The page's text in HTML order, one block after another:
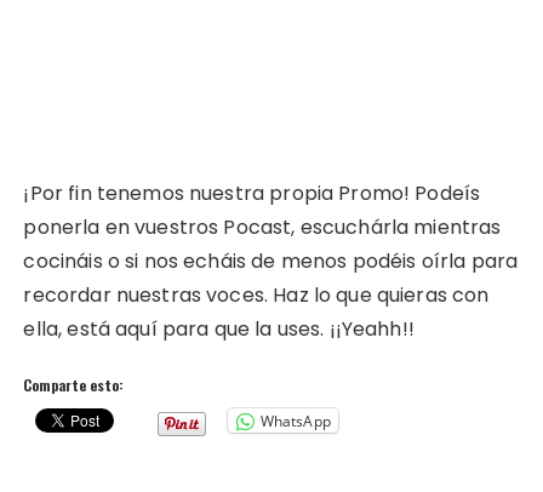
¡Por fin tenemos nuestra propia Promo! Podeís
ponerla en vuestros Pocast, escuchárla mientras
cocináis o si nos echáis de menos podéis oírla para
recordar nuestras voces. Haz lo que quieras con
ella, está aquí para que la uses. ¡¡Yeahh!!
Comparte esto:
WhatsApp